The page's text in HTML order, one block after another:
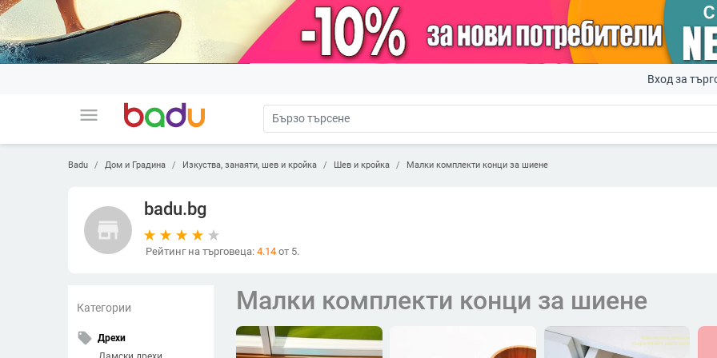
menu
Вход за
Badu Дом и Градина Изкуства, занаяти, шев и кройка Шев и кройка Малки комплекти конци за шиене
store
badu.bg
Рейтинг на търговеца: 4.14 от 5.
Категории
local_offer Дрехи
Малки комплекти конци за шиене